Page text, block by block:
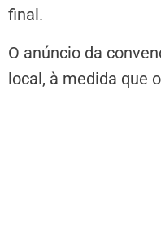
final.
O anúncio da
local, à medida que